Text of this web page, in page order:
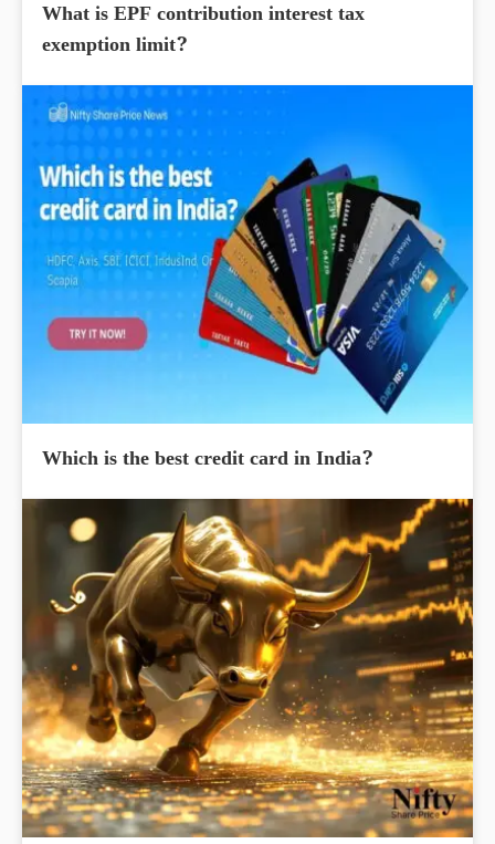
What is EPF contribution interest tax
exemption limit?
Which is the best credit card in India?